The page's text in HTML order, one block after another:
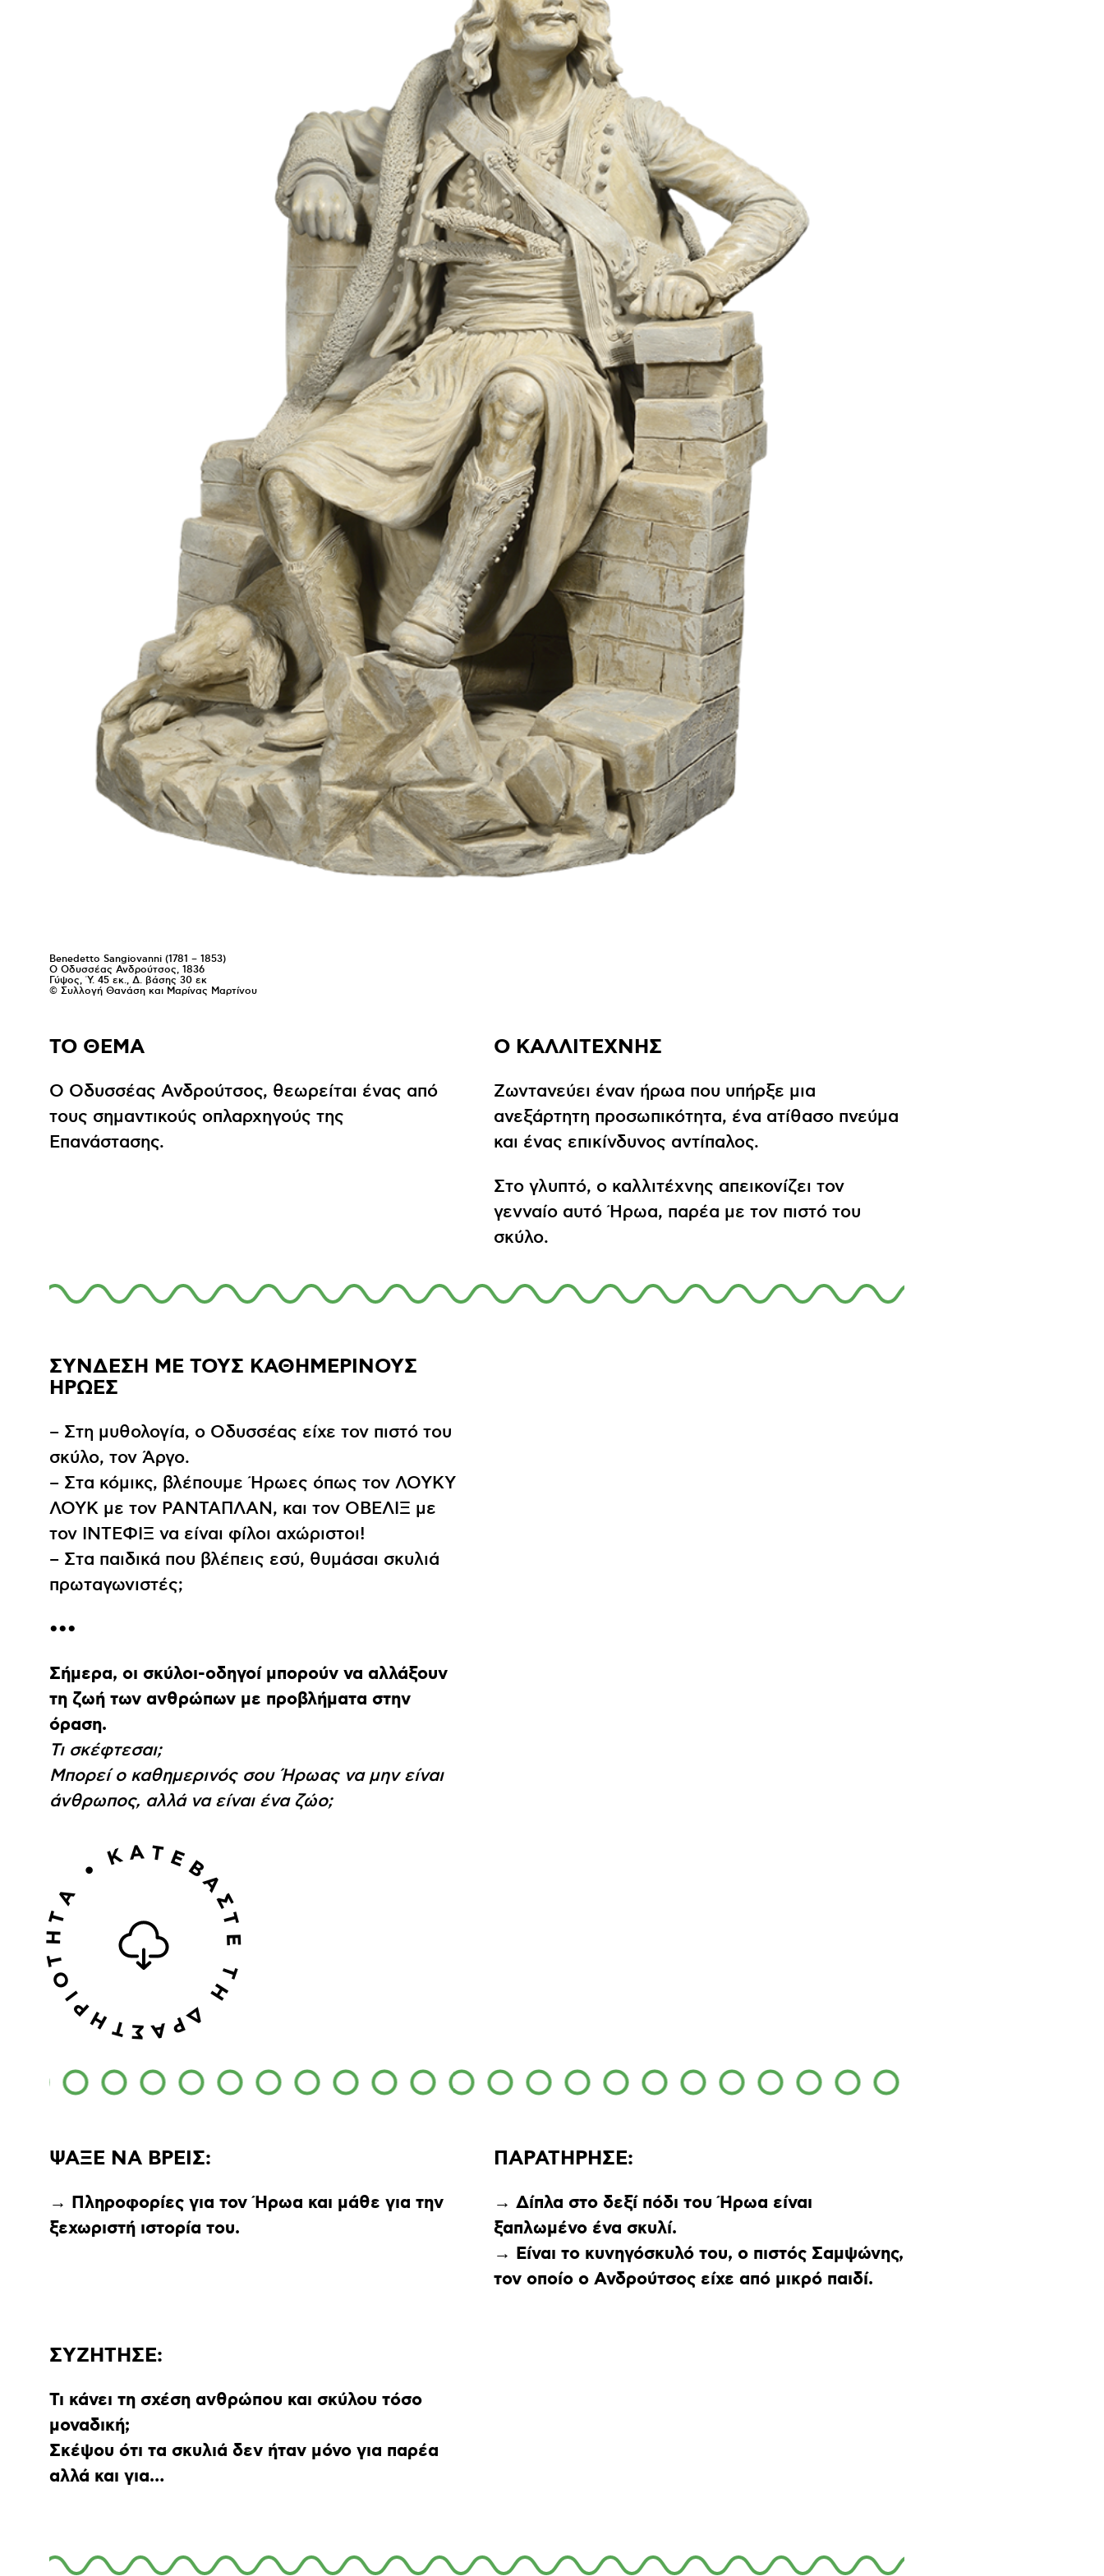
Μαθαίνω Ηχογραφώ Ψηφιακή έκθεση
Benedetto Sangiovanni (1781 – 1853)
Ο Οδυσσέας Ανδρούτσος, 1836
Γύψος, Ύ. 45 εκ., Δ. βάσης 30 εκ
© Συλλογή Θανάση και Μαρίνας Μαρτίνου
ΤΟ ΘΕΜΑ
Ο Οδυσσέας Ανδρούτσος, θεωρείται ένας από
τους σημαντικούς οπλαρχηγούς της
Επανάστασης.
Ο ΚΑΛΛΙΤΕΧΝΗΣ
Ζωντανεύει έναν ήρωα που υπήρξε μια
ανεξάρτητη προσωπικότητα, ένα ατίθασο πνεύμα
και ένας επικίνδυνος αντίπαλος.
Στο γλυπτό, ο καλλιτέχνης απεικονίζει τον
γενναίο αυτό Ήρωα, παρέα με τον πιστό του
σκύλο.
ΣΥΝΔΕΣΗ ΜΕ ΤΟΥΣ ΚΑΘΗΜΕΡΙΝΟΥΣ
ΗΡΩΕΣ
– Στη μυθολογία, ο Οδυσσέας είχε τον πιστό του
σκύλο, τον Άργο.
– Στα κόμικς, βλέπουμε Ήρωες όπως τον ΛΟΥΚΥ
ΛΟΥΚ με τον ΡΑΝΤΑΠΛΑΝ, και τον ΟΒΕΛΙΞ με
τον ΙΝΤΕΦΙΞ να είναι φίλοι αχώριστοι!
– Στα παιδικά που βλέπεις εσύ, θυμάσαι σκυλιά
πρωταγωνιστές;
•••
Σήμερα, οι σκύλοι-οδηγοί μπορούν να αλλάξουν
τη ζωή των ανθρώπων με προβλήματα στην
όραση.
Τι σκέφτεσαι;
Μπορεί ο καθημερινός σου Ήρωας να μην είναι
άνθρωπος, αλλά να είναι ένα ζώο;
• Κ Α Τ ΕΒ
Α
Σ
Τ
Ε
Τ
Η
Δ
Ρ
Α
Σ
Τ
Η
Ρ
Ι
Ο
Τ
Η
Τ
A
ΨΑΞΕ ΝΑ ΒΡΕΙΣ:
→ Πληροφορίες για τον Ήρωα και μάθε για την
ξεχωριστή ιστορία του.
ΠΑΡΑΤΗΡΗΣΕ:
→ Δίπλα στο δεξί πόδι του Ήρωα είναι
ξαπλωμένο ένα σκυλί.
→ Είναι το κυνηγόσκυλό του, ο πιστός Σαμψώνης,
τον οποίο ο Ανδρούτσος είχε από μικρό παιδί.
ΣΥΖΗΤΗΣΕ:
Τι κάνει τη σχέση ανθρώπου και σκύλου τόσο
μοναδική;
Σκέψου ότι τα σκυλιά δεν ήταν μόνο για παρέα
αλλά και για…